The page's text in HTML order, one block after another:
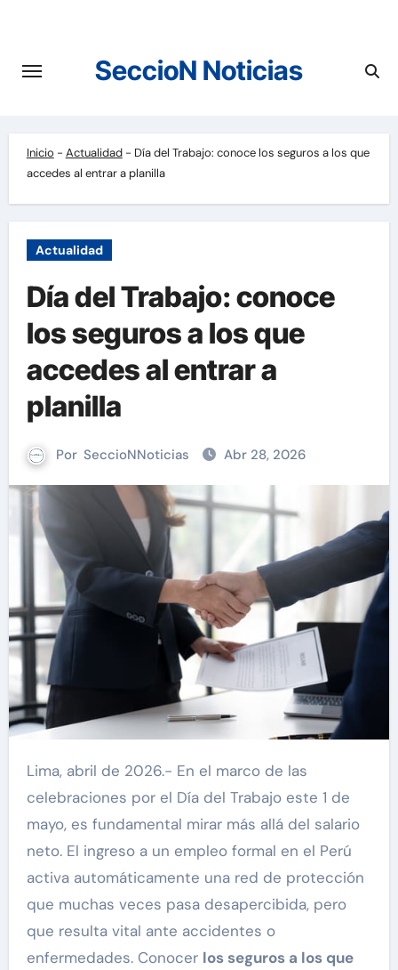
contenido
SeccioN Noticias
Inicio - Actualidad- Día del Trabajo: conoce los seguros a los que
accedes al entrar a planilla
Actualidad
Día del Trabajo: conoce
los seguros a los que
accedes al entrar a
planilla
Por SeccioNNoticias Abr 28, 2026
Lima, abril de 2026.- En el marco de las
celebraciones por el Día del Trabajo este 1 de
mayo, es fundamental mirar más allá del salario
neto. El ingreso a un empleo formal en el Perú
activa automáticamente una red de protección
que muchas veces pasa desapercibida, pero
que resulta vital ante accidentes o
enfermedades. Conocer los seguros a los que